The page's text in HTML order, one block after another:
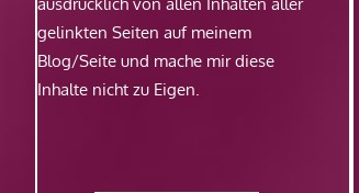
gelinkten Seiten auf meinem
Blog/Seite und mache mir diese
Inhalte nicht zu Eigen.